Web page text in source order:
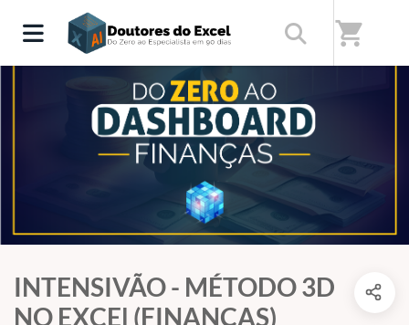
shopping_cart
INTENSIVÃO - MÉTODO 3D
NO EXCEl (FINANÇAS)